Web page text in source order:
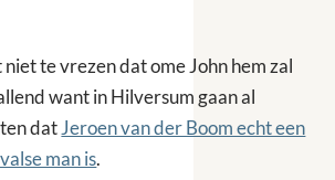
te vrezen dat ome John hem zal
want in Hilversum gaan al
datJeroen van der Boom echt een
man is.